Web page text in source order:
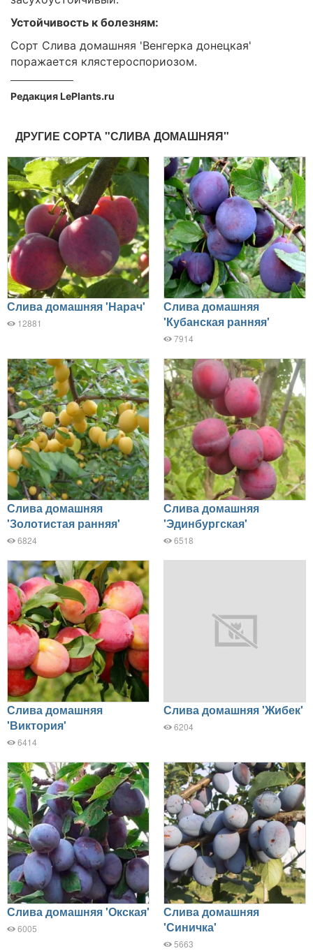
Устойчивость к болезням:
Сорт Слива домашняя 'Венгерка донецкая'
поражается клястероспориозом.
Редакция LePlants.ru
ДРУГИЕ СОРТА "СЛИВА ДОМАШНЯЯ"
Слива домашняя 'Нарач'
12881
Слива домашняя
'Кубанская ранняя'
7914
Слива домашняя
'Золотистая ранняя'
6824
Слива домашняя
'Эдинбургская'
6518
Слива домашняя
'Виктория'
6414
Слива домашняя 'Жибек'
6204
Слива домашняя 'Окская'
6005
Слива домашняя
'Синичка'
5663